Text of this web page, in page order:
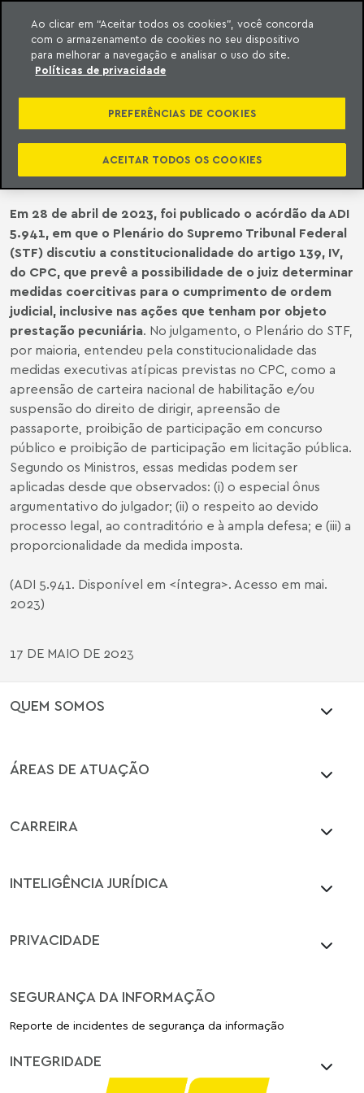
o conteúdo
Meyer
PELA CONSTITUCIONALIDADE DA
APLICAÇÃO DE MEDIDAS
EXECUTIVAS ATÍPICAS
Em 28 de abril de 2023, foi publicado o acórdão da ADI
5.941, em que o Plenário do Supremo Tribunal Federal
(STF) discutiu a constitucionalidade do artigo 139, IV,
do CPC, que prevê a possibilidade de o juiz determinar
medidas coercitivas para o cumprimento de ordem
judicial, inclusive nas ações que tenham por objeto
prestação pecuniária. No julgamento, o Plenário do STF,
por maioria, entendeu pela constitucionalidade das
medidas executivas atípicas previstas no CPC, como a
apreensão de carteira nacional de habilitação e/ou
suspensão do direito de dirigir, apreensão de
passaporte, proibição de participação em concurso
público e proibição de participação em licitação pública.
Segundo os Ministros, essas medidas podem ser
aplicadas desde que observados: (i) o especial ônus
argumentativo do julgador; (ii) o respeito ao devido
processo legal, ao contraditório e à ampla defesa; e (iii) a
proporcionalidade da medida imposta.
(ADI 5.941. Disponível em <íntegra>. Acesso em mai.
2023)
17 DE MAIO DE 2023
QUEM SOMOS
ÁREAS DE ATUAÇÃO
CARREIRA
INTELIGÊNCIA JURÍDICA
PRIVACIDADE
SEGURANÇA DA INFORMAÇÃO
Reporte de incidentes de segurança da informação
INTEGRIDADE
Ao clicar em “Aceitar todos os cookies”, você concorda
com o armazenamento de cookies no seu dispositivo
para melhorar a navegação e analisar o uso do site.
Políticas de privacidade
PREFERÊNCIAS DE COOKIES
ACEITAR TODOS OS COOKIES